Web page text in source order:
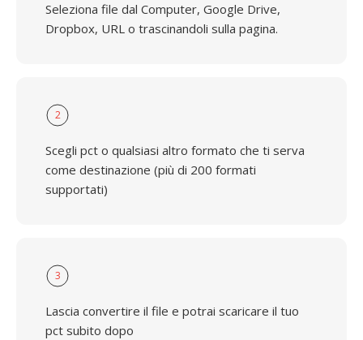
Seleziona file dal Computer, Google Drive,
Dropbox, URL o trascinandoli sulla pagina.
2
Scegli pct o qualsiasi altro formato che ti serva
come destinazione (più di 200 formati
supportati)
3
Lascia convertire il file e potrai scaricare il tuo
pct subito dopo